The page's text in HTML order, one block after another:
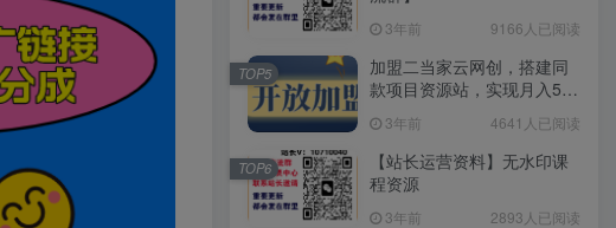
3年前 9166人已阅读
加盟二当家云网创，搭建同
款项目资源站，实现月入5万
3年前 4641人已阅读
TOP5
【站长运营资料】无水印课
程资源
3年前 2893人已阅读
TOP6